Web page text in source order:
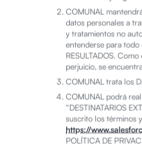
COMUNAL
datos personales a
y tratamientos no
entenderse para todo
RESULTADOS.
perjuicio, se
COMUNAL trata los
COMUNAL podrá
“DESTINATARIOS
suscrito los términos
https://
POLÍTICA DE